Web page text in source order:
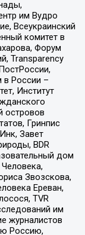
им Вудро
Всеукраинский
комитет в
Форум
Transparеncy
в России –
Институт
островов
Гринпис
Завет
BDR
дом
Звозскова,
Ереван,
TVR
им
журналистов
Россию,